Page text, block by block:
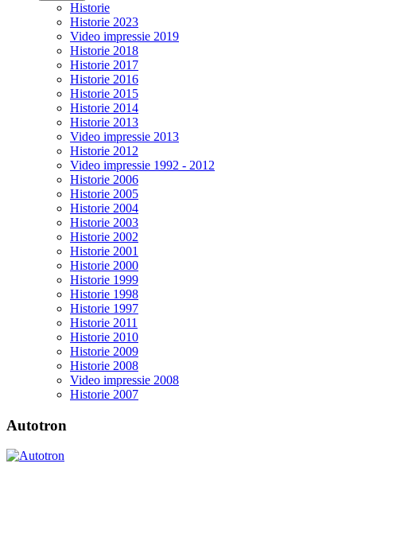
Historie
Historie 2023
Video impressie 2019
Historie 2018
Historie 2017
Historie 2016
Historie 2015
Historie 2014
Historie 2013
Video impressie 2013
Historie 2012
Video impressie 1992 - 2012
Historie 2006
Historie 2005
Historie 2004
Historie 2003
Historie 2002
Historie 2001
Historie 2000
Historie 1999
Historie 1998
Historie 1997
Historie 2011
Historie 2010
Historie 2009
Historie 2008
Video impressie 2008
Historie 2007
Autotron